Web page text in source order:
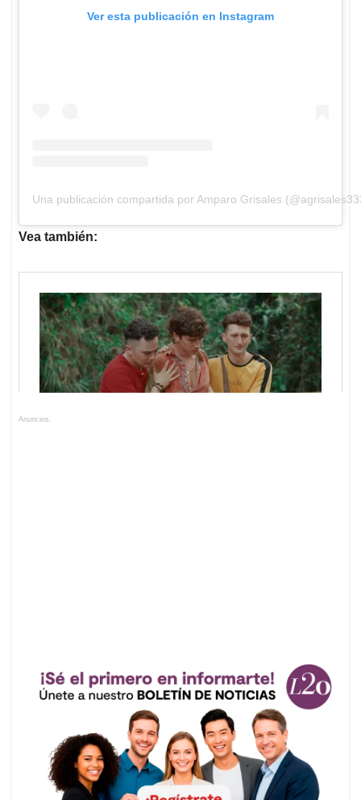
Ver esta publicación en Instagram
Una publicación compartida por Amparo Grisales
Vea también:
Anuncios.